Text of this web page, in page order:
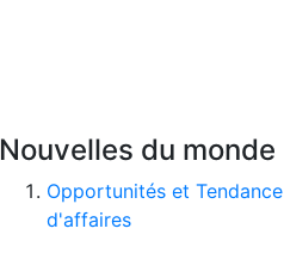
Nouvelles du monde
Opportunités et Tendance
d'affaires